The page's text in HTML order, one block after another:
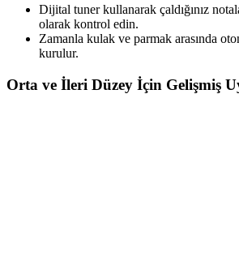
Dijital tuner kullanarak çaldığınız
olarak kontrol edin.
Zamanla kulak ve parmak arasında
kurulur.
Orta ve İleri Düzey İçin Gelişmiş